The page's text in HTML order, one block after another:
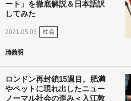
ート」を徹底解説＆日本語訳
してみた
2021.05.03 社会
清義明
ロンドン再封鎖15週目。肥満
やペットに現れ出したニュー
ノーマル社会の歪み＜入江敦